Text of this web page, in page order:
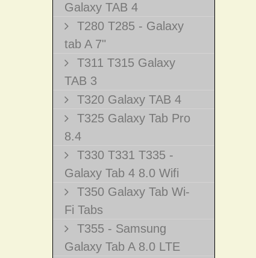
Galaxy TAB 4
T280 T285 - Galaxy
tab A 7"
T311 T315 Galaxy
TAB 3
T320 Galaxy TAB 4
T325 Galaxy Tab Pro
8.4
T330 T331 T335 -
Galaxy Tab 4 8.0 Wifi
T350 Galaxy Tab Wi-
Fi Tabs
T355 - Samsung
Galaxy Tab A 8.0 LTE